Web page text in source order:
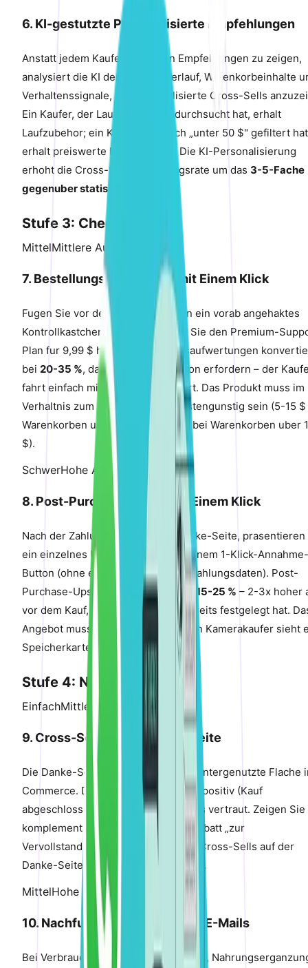
6. KI-gestutzte Personalisierte Empfehlungen
Anstatt jedem Kaufer dieselben Empfehlungen zu zeigen,
analysiert die KI den Browserverlauf, Warenkorbeinhalte
Verhaltenssignale, um personalisierte Cross-Sells
Ein Kaufer, der Laufausrustung durchsucht hat, erhalt
Laufzubehor; ein Kaufer, der nach „unter 50 $" gefiltert
erhalt preiswerte Erganzungen. Die KI-Personalisierung
erhoht die Cross-Sell-Anbindungsrate um das 3-5-Fache
gegenuber statischen Regeln
Stufe 3: Checkout
MittelMittlere Auswirkung
7. Bestellungsaufwertung mit Einem Klick
Fugen Sie vor dem Zahlungsbutton ein vorab angehaktes
Kontrollkastchen hinzu: „Ja, fugen Sie den Premium-
Plan fur 9,99 $ hinzu." Bestellungsaufwertungen
bei 20-35 %, da sie keine Navigation erfordern – der
fahrt einfach mit dem Checkout fort. Das Produkt muss im
Verhaltnis zum Warenkorbwert kostengunstig sein (5-15
Warenkorben unter 100 $; 15-30 $ bei Warenkorben uber
$).
SchwerHohe Auswirkung
8. Post-Purchase Upsell mit Einem Klick
Nach der Zahlung, aber vor der Danke-Seite, prasentieren
ein einzelnes Upsell-Angebot mit einem 1-Klick-Annahme-
Button (ohne erneute Eingabe der Zahlungsdaten). Post-
Purchase-Upsells konvertieren bei
15-25 % – 2-3x hoher
vor dem Kauf, da der Kaufer sich bereits festgelegt hat.
Angebot muss hochrelevant sein: Ein Kamerakaufer sieht
Speicherkarte, kein Stativ.
Stufe 4: Nach dem Kauf
EinfachMittlere Auswirkung
9. Cross-Sell auf der Danke-Seite
Die Danke-Seite ist die am meisten untergenutzte Flache
Commerce. Der Kaufer ist emotional positiv (Kauf
abgeschlossen) und hat Ihnen bereits vertraut. Zeigen
komplementare Produkte mit 10 % Rabatt „zur
Vervollstandigung Ihrer Sammlung". Cross-Sells auf der
Danke-Seite konvertieren bei
5-10 % .
MittelHohe Auswirkung
10. Nachfullungs-Erinnerungs-E-Mails
Bei Verbrauchsprodukten (Hautpflege,